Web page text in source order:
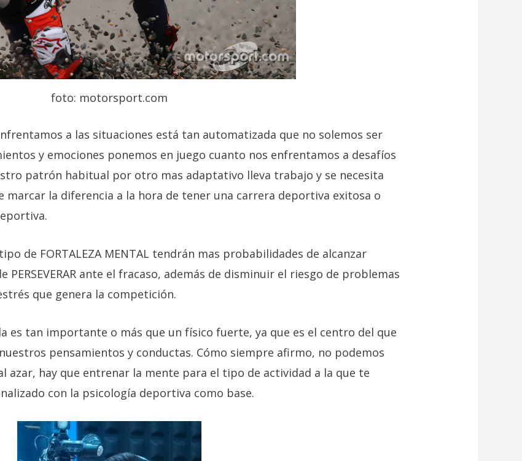
foto: motorsport.com
a las situaciones está tan automatizada que no solemos ser
y emociones ponemos en juego cuanto nos enfrentamos a desafíos
patrón habitual por otro mas adaptativo lleva trabajo y se necesita
marcar la diferencia a la hora de tener una carrera deportiva exitosa o
de FORTALEZA MENTAL tendrán mas probabilidades de alcanzar
PERSEVERAR ante el fracaso, además de disminuir el riesgo de problemas
que genera la competición.
es tan importante o más que un físico fuerte, ya que es el centro del que
pensamientos y conductas. Cómo siempre afirmo, no podemos
azar, hay que entrenar la mente para el tipo de actividad a la que te
con la psicología deportiva como base.